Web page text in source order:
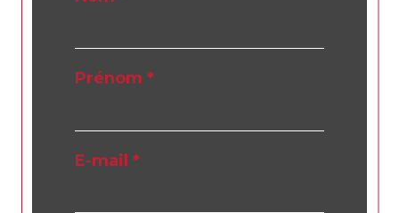
Prénom *
E-mail *